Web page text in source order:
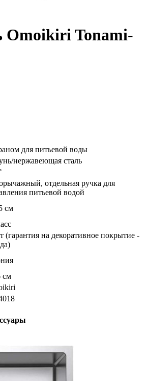
Omoikiri Tonami-
для питьевой воды
нержавеющая сталь
отдельная ручка для
питьевой водой
см
(гарантия на декоративное покрытие -
см